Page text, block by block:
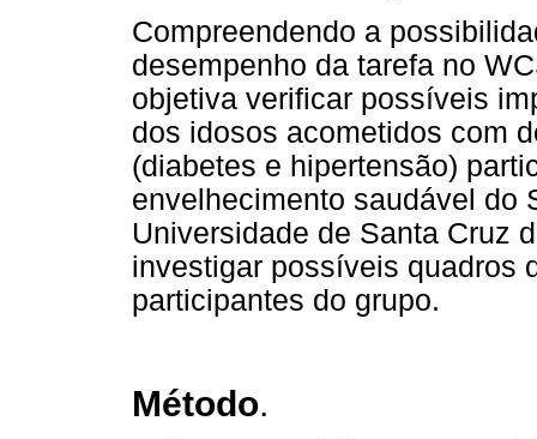
Compreendendo a
desempenho da tarefa no
objetiva verificar possíveis
dos idosos acometidos com
(diabetes e hipertensão)
envelhecimento saudável do
Universidade de Santa Cruz
investigar possíveis quadros
participantes do grupo.
Método.